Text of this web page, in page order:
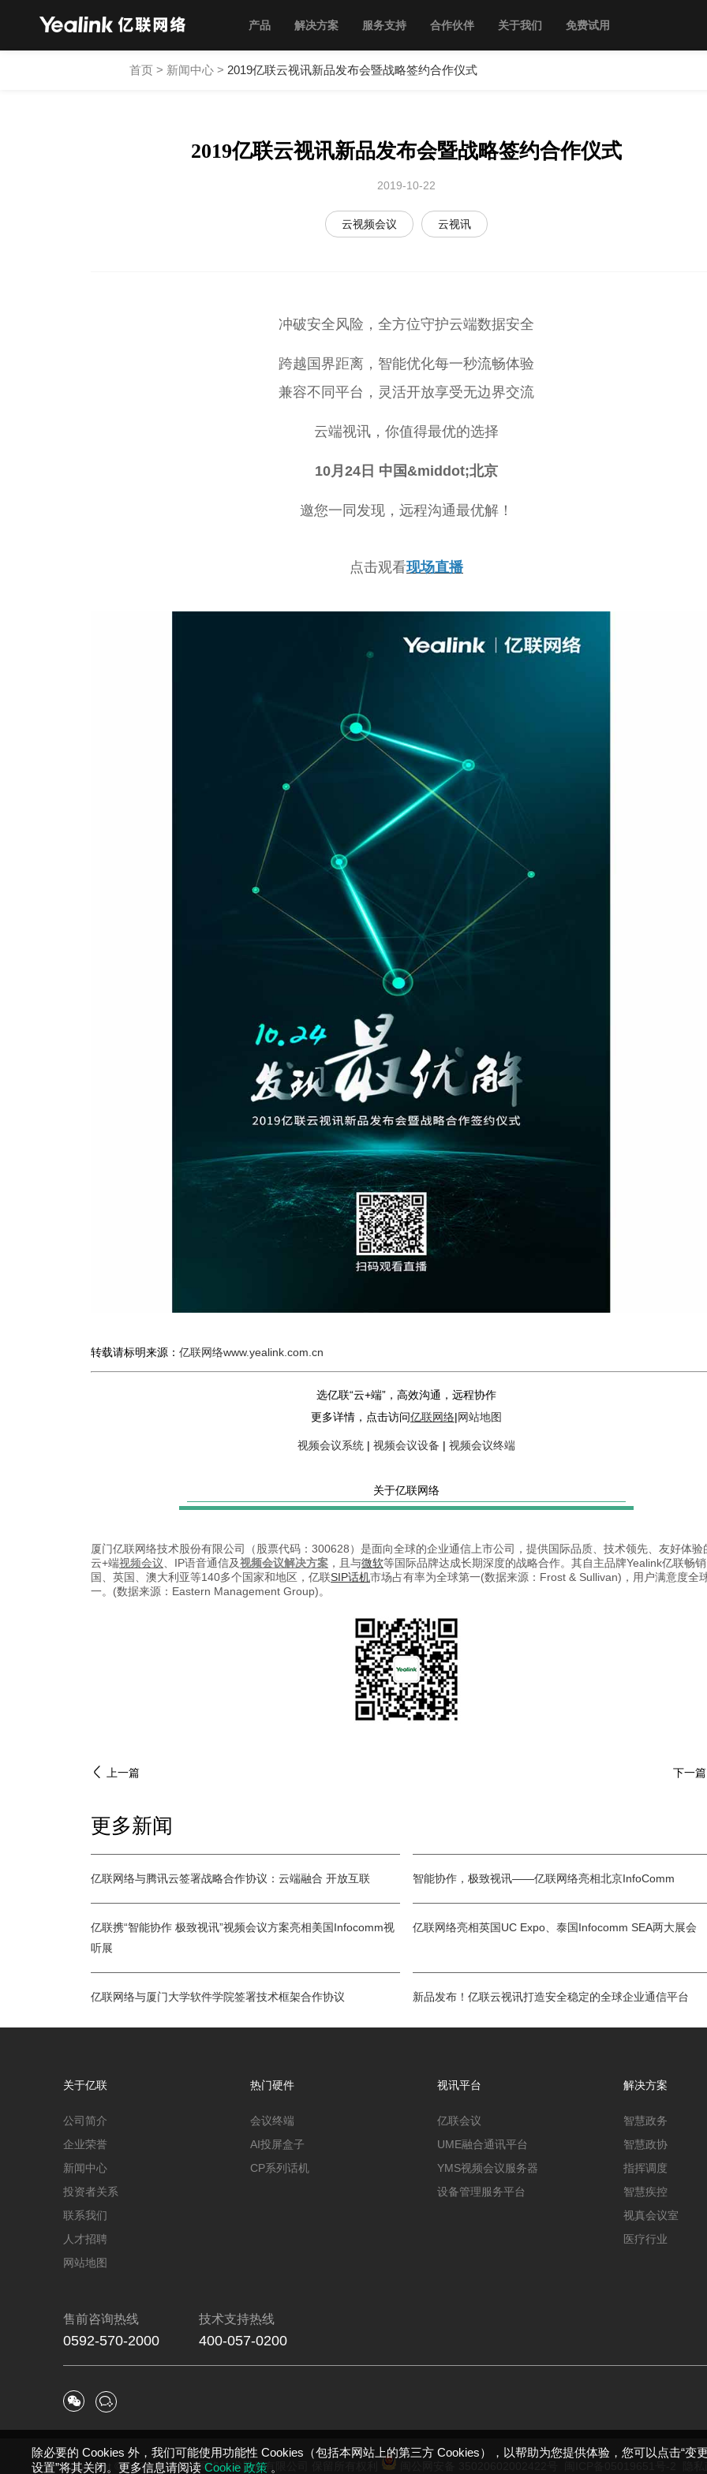
产品 解决方案 服务支持 合作伙伴 关于我们 免费试用
首页 > 新闻中心 > 2019亿联云视讯新品发布会暨战略签约合作仪式
2019亿联云视讯新品发布会暨战略签约合作仪式
2019-10-22
云视频会议 云视讯
冲破安全风险，全方位守护云端数据安全
跨越国界距离，智能优化每一秒流畅体验
兼容不同平台，灵活开放享受无边界交流
云端视讯，你值得最优的选择
10月24日 中国&middot;北京
邀您一同发现，远程沟通最优解！
点击观看现场直播
转载请标明来源： 亿联网络www.yealink.com.cn
选亿联“云+端”，高效沟通，远程协作
更多详情，点击访问亿联网络|网站地图
视频会议系统 | 视频会议设备 | 视频会议终端
关于亿联网络
厦门亿联网络技术股份有限公司（股票代码：300628）是面向全球的企业通信上市公司，提供国际品质、技术领先、友好体验
云+端视频会议 、IP语音通信及视频会议解决方案 ，且与微软等国际品牌达成长期深度的战略合作。其自主品牌Yealink亿联畅
国、英国、澳大利亚等140多个国家和地区，亿联SIP话机市场占有率为全球第一(数据来源：Frost & Sullivan)，用户满意度全
一。(数据来源：Eastern Management Group)。
上一篇 下一篇
更多新闻
亿联网络与腾讯云签署战略合作协议：云端融合 开放互联 智能协作，极致视讯——亿联网络亮相北京InfoComm
亿联携“智能协作 极致视讯”视频会议方案亮相美国Infocomm视
听展
亿联网络亮相英国UC Expo、泰国Infocomm SEA两大展会
亿联网络与厦门大学软件学院签署技术框架合作协议 新品发布！亿联云视讯打造安全稳定的全球企业通信平台
关于亿联
公司简介
企业荣誉
新闻中心
投资者关系
联系我们
人才招聘
网站地图
热门硬件
会议终端
AI投屏盒子
CP系列话机
视讯平台
亿联会议
UME融合通讯平台
YMS视频会议服务器
设备管理服务平台
解决方案
智慧政务
智慧政协
指挥调度
智慧疾控
视真会议室
医疗行业
售前咨询热线
0592-570-2000
技术支持热线
400-057-0200
 
Copyright © 2026 厦门亿联网络技术股份有限公司 保留所有权利
除必要的 Cookies 外，我们可能使用功能性 Cookies（包括本网站上的第三方 Cookies），以帮助为您提供体验，您可以点击“变更
设置”将其关闭。更多信息请阅读Cookie 政策 。